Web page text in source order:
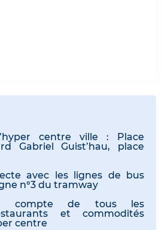
centre ville : Place
Gabriel Guist’hau, place
avec les lignes de bus
n°3 du tramway
compte de tous les
et commodités
centre